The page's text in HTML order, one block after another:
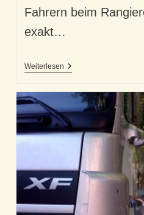
Fahrern beim
exakt…
WeiterlesenÜber
Unser